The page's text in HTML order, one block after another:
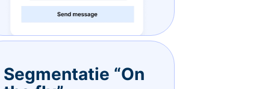
Segmentatie “On